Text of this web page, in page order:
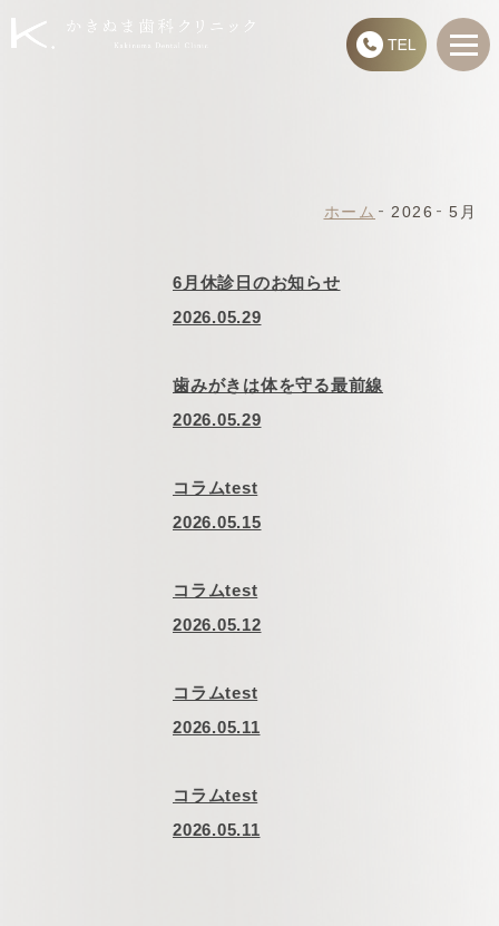
ホーム 2026 5月
6月休診日のお知らせ
2026.05.29
歯みがきは体を守る最前線
2026.05.29
コラムtest
2026.05.15
コラムtest
2026.05.12
コラムtest
2026.05.11
コラムtest
2026.05.11